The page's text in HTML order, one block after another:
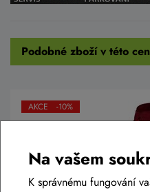
Podobné zboží v této
AKCE -10%
Na vašem
K správnému fungování